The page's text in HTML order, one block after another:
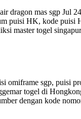
dragon mas sgp Jul
puisi HK, kode puisi
master togel
omiframe sgp, puisi
togel di
dengan kode